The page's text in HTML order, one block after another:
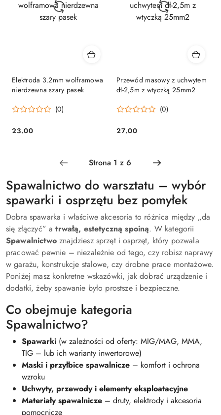
Elektroda 3.2mm wolframowa
nierdzewna szary pasek
(0)
Cena:
23.00
Przewód masowy z uchwytem
dł-2,5m z wtyczką 25mm2
(0)
Cena:
27.00
Spawalnictwo do warsztatu – wybór
spawarki i osprzętu bez pomyłek
Dobra spawarka i właściwe akcesoria to różnica między „da
się złączyć” atrwałą, estetyczną spoiną. W kategorii
Spawalnictwoznajdziesz sprzęt i osprzęt, który pozwala
pracować pewnie – niezależnie od tego, czy robisz naprawy
w garażu, konstrukcje stalowe, czy drobne prace montażowe.
Poniżej masz konkretne wskazówki, jak dobrać urządzenie i
dodatki, żeby spawanie było prostsze i bezpieczne.
Co obejmuje kategoria
Spawalnictwo?
Spawarki (w zależności od oferty: MIG/MAG, MMA,
TIG – lub ich warianty inwertorowe)
Maski i przyłbice spawalnicze – komfort i ochrona
wzroku
Uchwyty, przewody i elementy eksploatacyjne
Materiały spawalnicze – druty, elektrody i akcesoria
pomocnicze